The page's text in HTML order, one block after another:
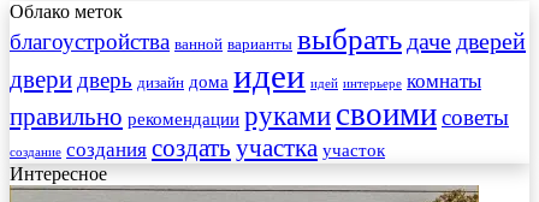
Облако меток
благоустройства ванной варианты выбрать даче дверей
двери дверь дизайн дома идеи идей интерьере комнаты
правильно рекомендации руками своимисоветы
создание создания создать участка участок
Интересное